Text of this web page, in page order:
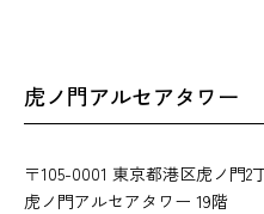
虎ノ門アルセアタワー
〒105-0001 東京都港区虎ノ門2
虎ノ門アルセアタワー 19階